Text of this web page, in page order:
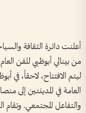
أعلنت دائرة الثقافة
العامة في المدينتين إلى
والتفاعل المجتمعي. وتقام